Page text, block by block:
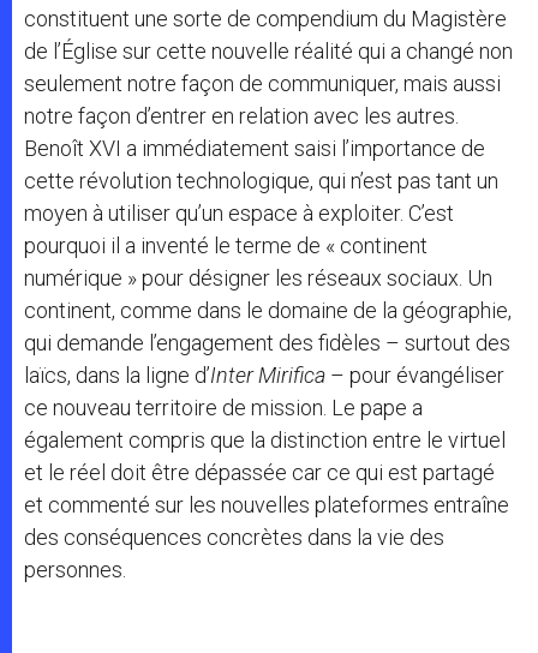
constituent une sorte de compendium du Magistère
de l’Église sur cette nouvelle réalité qui a changé non
seulement notre façon de communiquer, mais aussi
notre façon d’entrer en relation avec les autres.
Benoît XVI a immédiatement saisi l’importance de
cette révolution technologique, qui n’est pas tant un
moyen à utiliser qu’un espace à exploiter. C’est
pourquoi il a inventé le terme de « continent
numérique » pour désigner les réseaux sociaux. Un
continent, comme dans le domaine de la géographie,
qui demande l’engagement des fidèles – surtout des
laïcs, dans la ligne d’Inter Mirifica – pour évangéliser
ce nouveau territoire de mission. Le pape a
également compris que la distinction entre le virtuel
et le réel doit être dépassée car ce qui est partagé
et commenté sur les nouvelles plateformes entraîne
des conséquences concrètes dans la vie des
personnes.